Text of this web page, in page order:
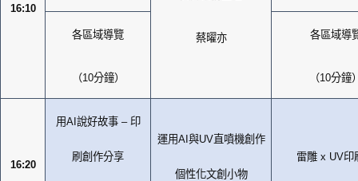
16:10
蔡曜亦
各區域導覽
（10分鐘）
各區域導
（10分鐘
16:20
用AI 說好故事 – 印
刷創作分享
運用AI 與UV直噴機創作
個性化文創小物
雷雕 x UV印